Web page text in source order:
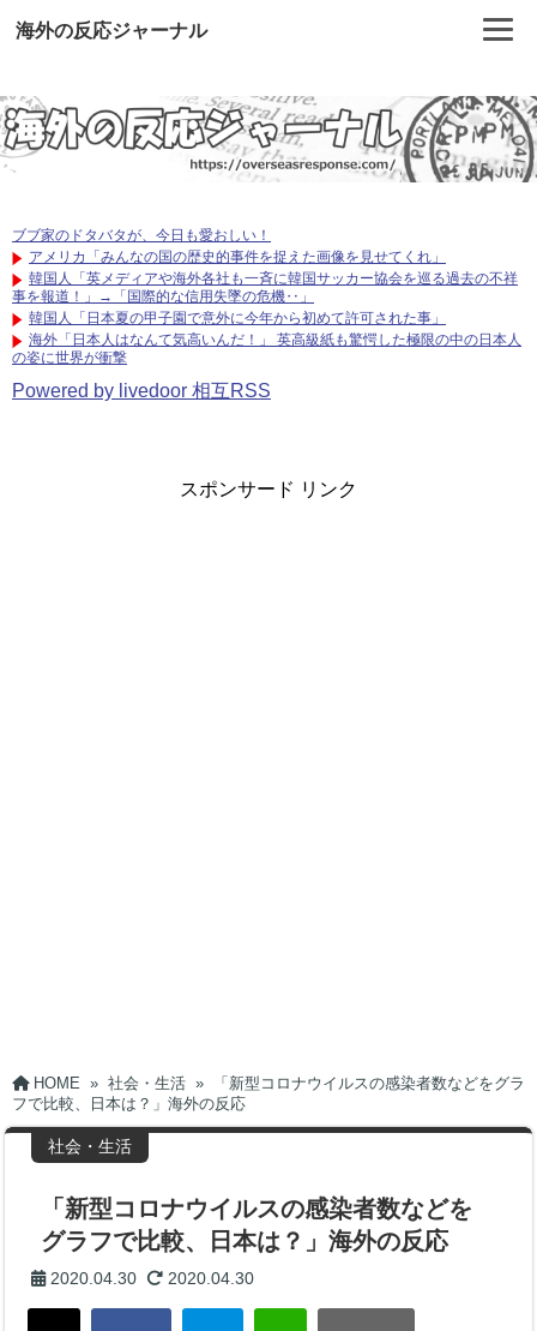
海外の反応ジャーナル
ブブ家のドタバタが、今日も愛おしい！
アメリカ「みんなの国の歴史的事件を捉えた画像を見せてくれ」
韓国人「英メディアや海外各社も一斉に韓国サッカー協会を巡る過去の不祥
事を報道！」→「国際的な信用失墜の危機‥」
韓国人「日本夏の甲子園で意外に今年から初めて許可された事」
海外「日本人はなんて気高いんだ！」 英高級紙も驚愕した極限の中の日本人
の姿に世界が衝撃
Powered by livedoor 相互RSS
スポンサード リンク
HOME » 社会・生活 »
「新型コロナウイルスの感染者数などをグラ
フで比較、日本は？」海外の反応
社会・生活
「新型コロナウイルスの感染者数などを
グラフで比較、日本は？」海外の反応
2020.04.30 2020.04.30